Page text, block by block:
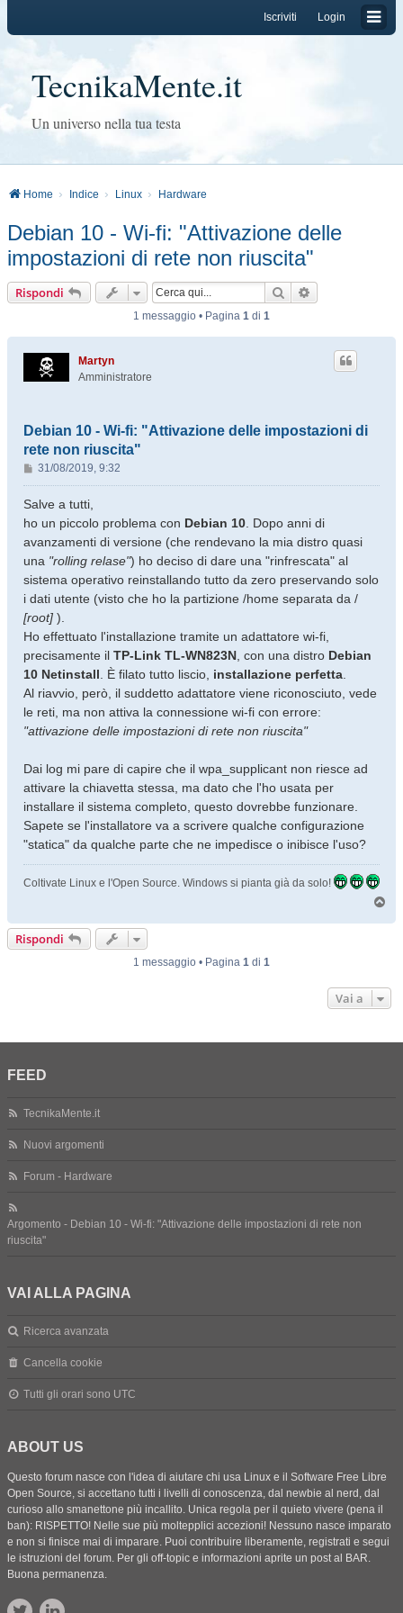
Login
Iscriviti
TecnikaMente.it
Un universo nella tua testa
Home Indice Linux Hardware
Debian 10 - Wi-fi: "Attivazione delle
impostazioni di rete non riuscita"
Rispondi Cerca
1 messaggio • Pagina 1 di 1
Martyn
Amministratore
Debian 10 - Wi-fi: "Attivazione delle impostazioni di
rete non riuscita"
M
e
s
g
g
i
o
31/08/2019, 9:32
Salve a tutti,
ho un piccolo problema con Debian 10 . Dopo anni di
avanzamenti di versione (che rendevano la mia distro quasi
una "rolling relase") ho deciso di dare una "rinfrescata" al
sistema operativo reinstallando tutto da zero preservando solo
i dati utente (visto che ho la partizione /home separata da /
[root] ).
Ho effettuato l'installazione tramite un adattatore wi-fi,
precisamente il TP-Link TL-WN823N , con una distro Debian
10 Netinstall . È filato tutto liscio, installazione perfetta
Al riavvio, però, il suddetto adattatore viene riconosciuto, vede
le reti, ma non attiva la connessione wi-fi con errore:
"attivazione delle impostazioni di rete non riuscita"
Dai log mi pare di capire che il wpa_supplicant non riesce ad
attivare la chiavetta stessa, ma dato che l'ho usata per
installare il sistema completo, questo dovrebbe funzionare.
Sapete se l'installatore va a scrivere qualche configurazione
"statica" da qualche parte che ne impedisce o inibisce l'uso?
Coltivate Linux e l'Open Source. Windows si pianta già da solo!
Rispondi
1 messaggio • Pagina 1 di 1
Vai a
FEED
TecnikaMente.it
Nuovi argomenti
Forum - Hardware
Argomento - Debian 10 - Wi-fi: "Attivazione delle impostazioni di rete non
riuscita"
VAI ALLA PAGINA
Ricerca avanzata
Cancella cookie
Tutti gli orari sono UTC
ABOUT US
Questo forum nasce con l'idea di aiutare chi usa Linux e il Software Free Libre
Open Source, si accettano tutti i livelli di conoscenza, dal newbie al nerd, dal
curioso allo smanettone più incallito. Unica regola per il quieto vivere (pena il
ban): RISPETTO! Nelle sue più moltepplici accezioni! Nessuno nasce imparato
e non si finisce mai di imparare. Puoi contribuire liberamente, registrati e segui
le istruzioni del forum. Per gli off-topic e informazioni aprite un post al BAR.
Buona permanenza.